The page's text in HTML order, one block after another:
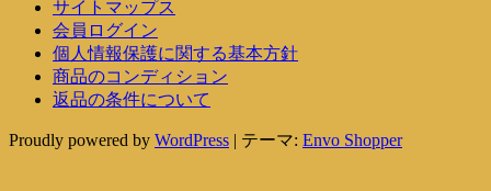
サイトマップス
会員ログイン
個人情報保護に関する基本方針
商品のコンディション
返品の条件について
Proudly powered by WordPress | テーマ: Envo Shopper